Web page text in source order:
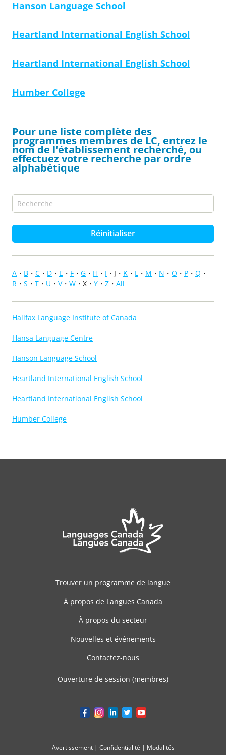
Hanson Language School
Heartland International English School
Heartland International English School
Humber College
Pour une liste complète des
programmes membres de LC, entrez le
nom de l'établissement recherché, ou
effectuez votre recherche par ordre
alphabétique
Réinitialiser
A B C D E F G H I J K L M N O P
Q
R
S T U V W X Y Z All
Halifax Language Institute of Canada
Hansa Language Centre
Hanson Language School
Heartland International English School
Heartland International English School
Humber College
Trouver un programme de langue
À propos de Langues Canada
À propos du secteur
Nouvelles et événements
Contactez-nous
Ouverture de session (membres)
Avertissement| Confidentialité | Modalités